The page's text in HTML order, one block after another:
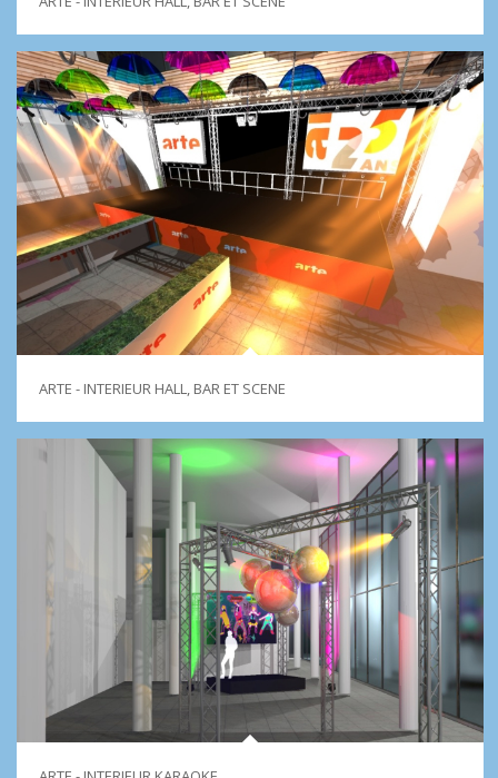
ARTE - INTERIEUR HALL, BAR ET SCENE